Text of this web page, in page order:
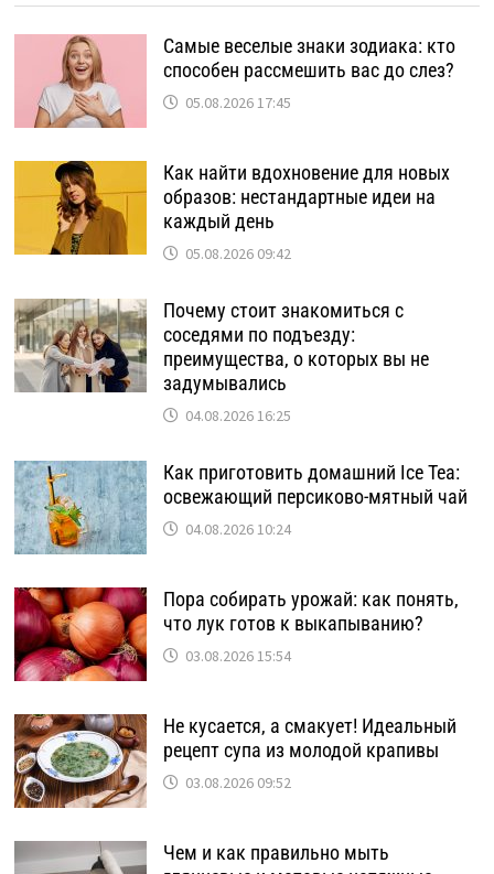
Самые веселые знаки зодиака: кто
способен рассмешить вас до слез?
05.08.2026 17:45
Как найти вдохновение для новых
образов: нестандартные идеи на
каждый день
05.08.2026 09:42
Почему стоит знакомиться с
соседями по подъезду:
преимущества, о которых вы не
задумывались
04.08.2026 16:25
Как приготовить домашний Ice Tea:
освежающий персиково-мятный чай
04.08.2026 10:24
Пора собирать урожай: как понять,
что лук готов к выкапыванию?
03.08.2026 15:54
Не кусается, а смакует! Идеальный
рецепт супа из молодой крапивы
03.08.2026 09:52
Чем и как правильно мыть